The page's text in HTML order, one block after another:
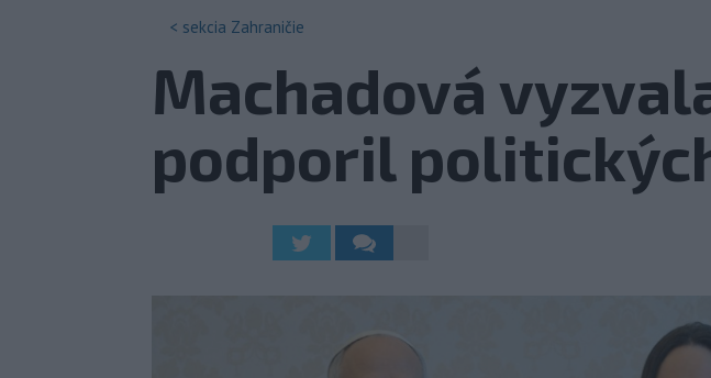
< sekcia Zahraničie
Machadová
podporil